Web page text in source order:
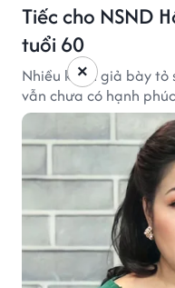
Tiếc cho NSND
tuổi 60
Nhiều khán giả bày tỏ
vẫn chưa có hạnh
×